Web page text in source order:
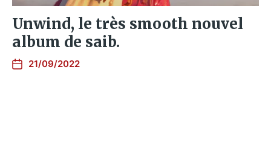
Unwind, le très smooth nouvel
album de saib.
21/09/2022